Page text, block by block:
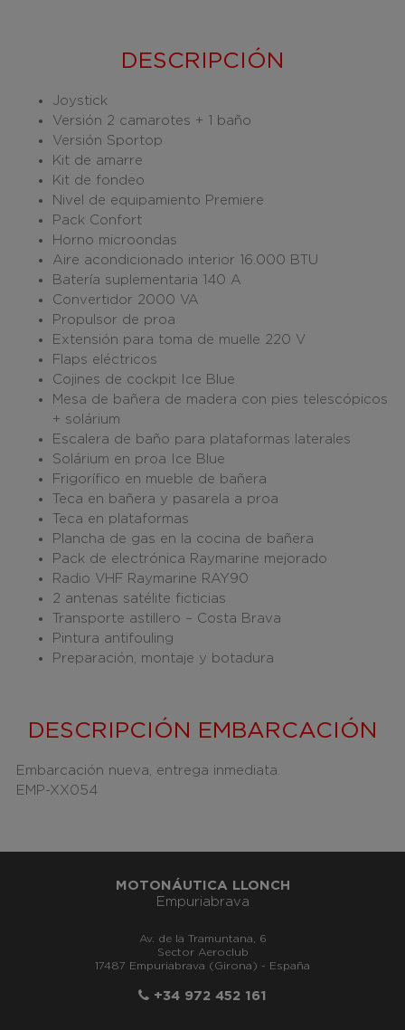
DESCRIPCIÓN
Joystick
Versión 2 camarotes + 1 baño
Versión Sportop
Kit de amarre
Kit de fondeo
Nivel de equipamiento Premiere
Pack Confort
Horno microondas
Aire acondicionado interior 16.000 BTU
Batería suplementaria 140 A
Convertidor 2000 VA
Propulsor de proa
Extensión para toma de muelle 220 V
Flaps eléctricos
Cojines de cockpit Ice Blue
Mesa de bañera de madera con pies telescópicos
+ solárium
Escalera de baño para plataformas laterales
Solárium en proa Ice Blue
Frigorífico en mueble de bañera
Teca en bañera y pasarela a proa
Teca en plataformas
Plancha de gas en la cocina de bañera
Pack de electrónica Raymarine mejorado
Radio VHF Raymarine RAY90
2 antenas satélite ficticias
Transporte astillero – Costa Brava
Pintura antifouling
Preparación, montaje y botadura
DESCRIPCIÓN EMBARCACIÓN
Embarcación nueva, entrega inmediata.
EMP-XX054
MOTONÁUTICA LLONCH
Empuriabrava
Av. de la Tramuntana, 6
Sector Aeroclub
17487 Empuriabrava (Girona) - España
+34 972 452 161